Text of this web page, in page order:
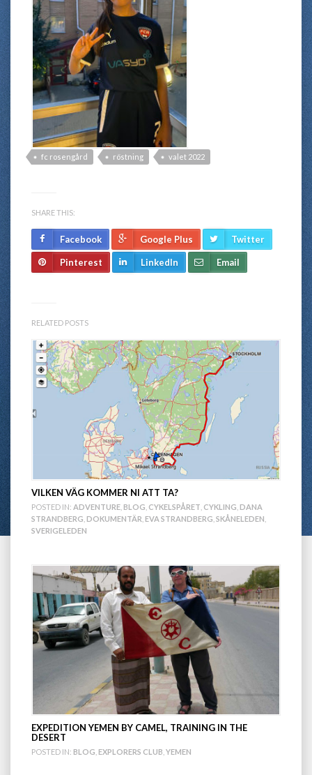
fc rosengård röstning valet 2022
SHARE THIS:
Facebook Google Plus Twitter
Pinterest LinkedIn Email
RELATED POSTS
VILKEN VÄG KOMMER NI ATT TA?
POSTED IN: ADVENTURE BLOG CYKELSPÅRET CYKLING DANA
STRANDBERG DOKUMENTÄR EVA STRANDBERG SKÅNELEDEN
SVERIGELEDEN
EXPEDITION YEMEN BY CAMEL, TRAINING IN THE
DESERT
POSTED IN: BLOG EXPLORERS CLUB YEMEN